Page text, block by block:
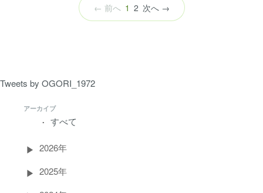
Tweets by OGORI_1972
アーカイブ
すべて
2026年
2025年
← 前へ 1 （こ
の
2 次へ →